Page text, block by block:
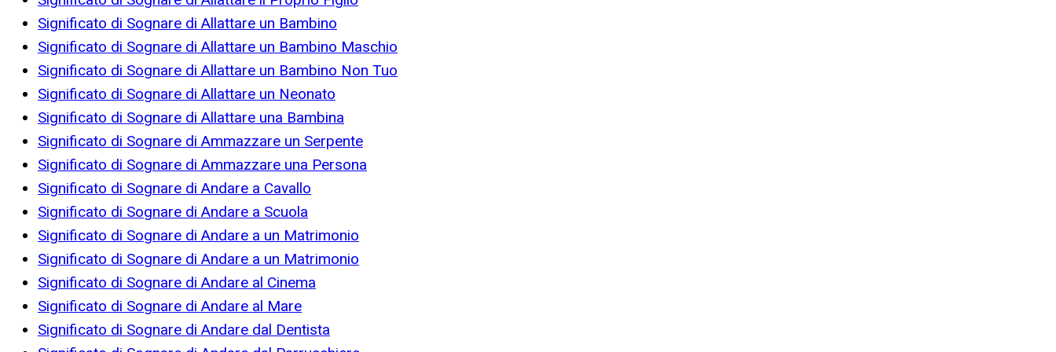
Significato di Sognare di Allattare un Bambino
Significato di Sognare di Allattare un Bambino Maschio
Significato di Sognare di Allattare un Bambino Non Tuo
Significato di Sognare di Allattare un Neonato
Significato di Sognare di Allattare una Bambina
Significato di Sognare di Ammazzare un Serpente
Significato di Sognare di Ammazzare una Persona
Significato di Sognare di Andare a Cavallo
Significato di Sognare di Andare a Scuola
Significato di Sognare di Andare a un Matrimonio
Significato di Sognare di Andare a un Matrimonio
Significato di Sognare di Andare al Cinema
Significato di Sognare di Andare al Mare
Significato di Sognare di Andare dal Dentista